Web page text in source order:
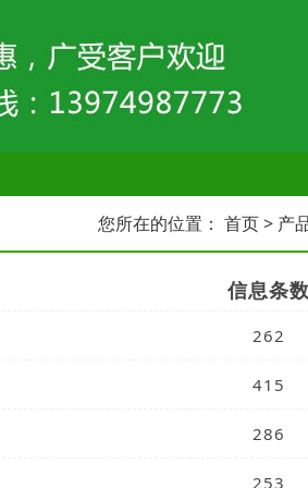
您所在的位置： 首页> 产
信息条
262
415
286
253